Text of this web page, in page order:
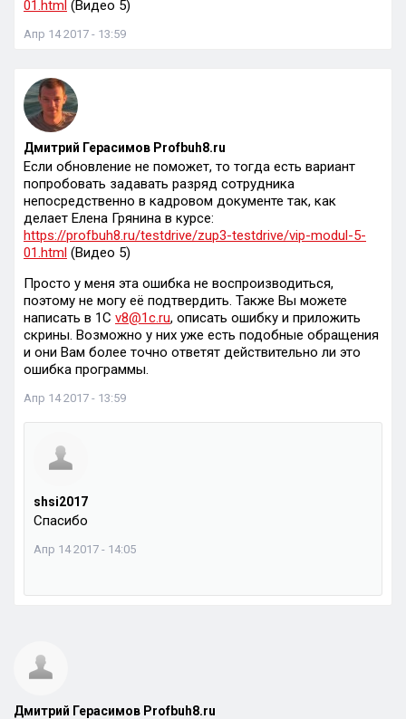
01.html (Видео 5)
Апр 14 2017 - 13:59
Дмитрий Герасимов Profbuh8.ru
Если обновление не поможет, то тогда есть вариант
попробовать задавать разряд сотрудника
непосредственно в кадровом документе так, как
делает Елена Грянина в курсе:
https://profbuh8.ru/testdrive/zup3-testdrive/vip-modul-5-
01.html (Видео 5)
Просто у меня эта ошибка не воспроизводиться,
поэтому не могу её подтвердить. Также Вы можете
написать в 1С v8@1c.ru, описать ошибку и приложить
скрины. Возможно у них уже есть подобные обращения
и они Вам более точно ответят действительно ли это
ошибка программы.
Апр 14 2017 - 13:59
shsi2017
Спасибо
Апр 14 2017 - 14:05
Дмитрий Герасимов Profbuh8.ru